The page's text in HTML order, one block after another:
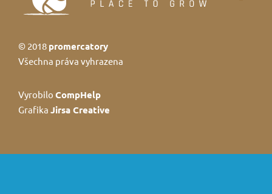
© 2018 promercatory
Všechna práva vyhrazena
Vyrobilo CompHelp
Grafika Jirsa Creative